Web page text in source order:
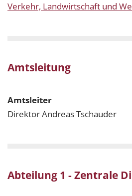
Verkehr, Landwirtschaft und
Amtsleitung
Amtsleiter
Direktor Andreas Tschauder
Abteilung 1 - Zentrale